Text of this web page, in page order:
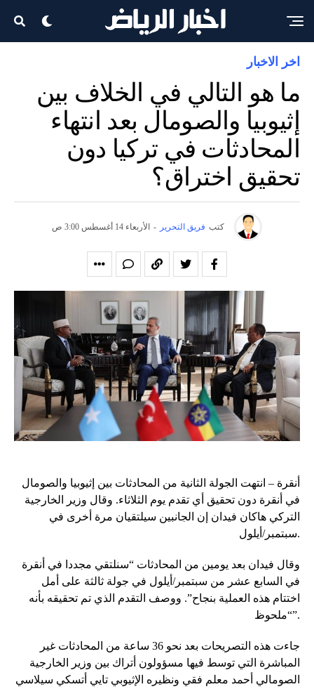
اخر الاخبار
ما هو التالي في الخلاف بين
إثيوبيا والصومال بعد انتهاء
المحادثات في تركيا دون
تحقيق اختراق؟
كتب فريق التحرير - الأربعاء 14 أغسطس 3:00 ص
أنقرة – انتهت الجولة الثانية من المحادثات بين إثيوبيا والصومال
في أنقرة دون تحقيق أي تقدم يوم الثلاثاء. وقال وزير الخارجية
التركي هاكان فيدان إن الجانبين سيلتقيان مرة أخرى في
سبتمبر/أيلول.
وقال فيدان بعد يومين من المحادثات “سنلتقي مجددا في أنقرة
في السابع عشر من سبتمبر/أيلول في جولة ثالثة على أمل
اختتام هذه العملية بنجاح”. ووصف التقدم الذي تم تحقيقه بأنه
“ملحوظ”.
جاءت هذه التصريحات بعد نحو 36 ساعة من المحادثات غير
المباشرة التي توسط فيها مسؤولون أتراك بين وزير الخارجية
الصومالي أحمد معلم فقي ونظيره الإثيوبي تايي أتسكي سيلاسي